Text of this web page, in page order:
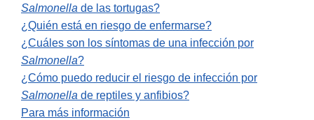
Salmonella de las tortugas?
¿Quién está en riesgo de enfermarse?
¿Cuáles son los síntomas de una infección por
Salmonella?
¿Cómo puedo reducir el riesgo de infección por
Salmonella de reptiles y anfibios?
Para más información